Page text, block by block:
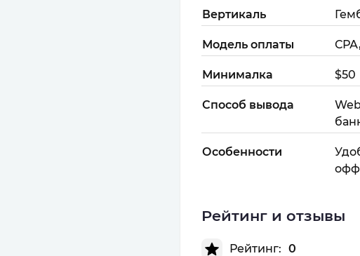
Вертикаль
Модель оплаты
Минималка $50
Способ вывода
Особенности
Рейтинг и отзывы
Рейтинг: 0